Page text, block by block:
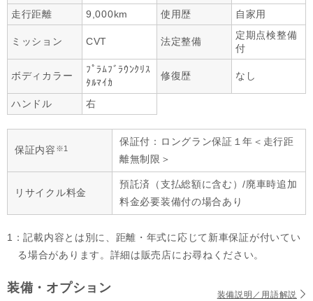
走行距離
9,000km 使用歴 自家用
ミッション CVT 法定整備
定期点検整備
付
ボディカラー
ﾌﾟﾗﾑﾌﾞﾗｳﾝｸﾘｽ
ﾀﾙﾏｲｶ
修復歴 なし
ハンドル 右
保証内容 ※1
保証付：ロングラン保証１年＜走行距
離無制限＞
リサイクル料金
預託済（支払総額に含む）/廃車時追加
料金必要装備付の場合あり
1：記載内容とは別に、距離・年式に応じて新車保証が付いてい
る場合があります。詳細は販売店にお尋ねください。
装備・オプション 装備説明／用語解説